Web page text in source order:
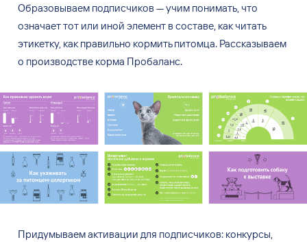
Образовываем подписчиков — учим понимать, что
означает тот или иной элемент в составе, как читать
этикетку, как правильно кормить питомца. Рассказываем
о производстве корма Пробаланс.
Придумываем активации для подписчиков: конкурсы,